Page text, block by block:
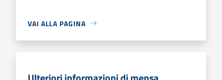
VAI ALLA PAGINA